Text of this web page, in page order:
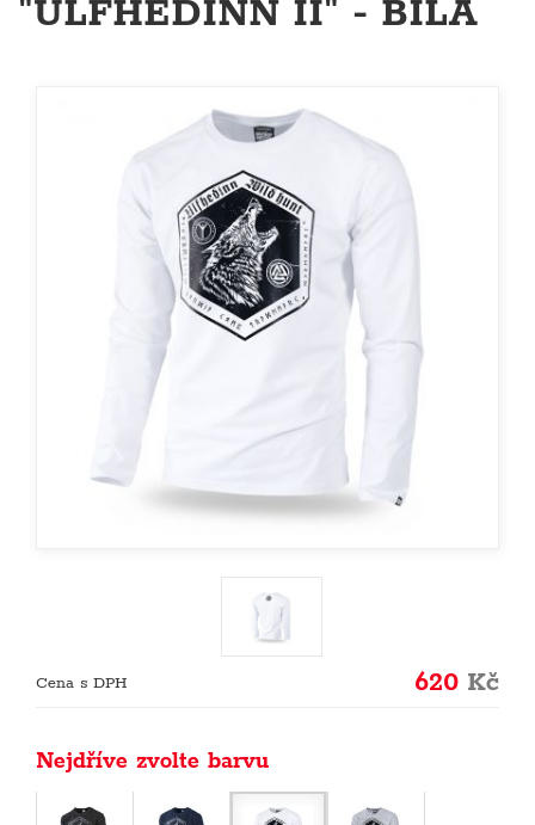
"ULFHEDINN II" - BÍLÁ
Cena s DPH 620 Kč
Nejdříve zvolte barvu